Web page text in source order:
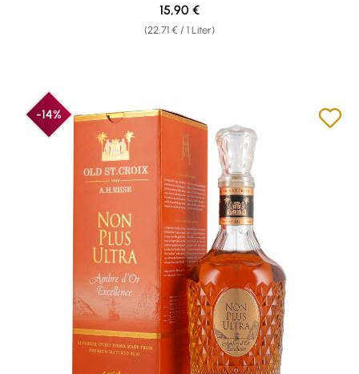
(22,71 € / 1 Liter)
Regulärer Preis:
15,90 €
-14%